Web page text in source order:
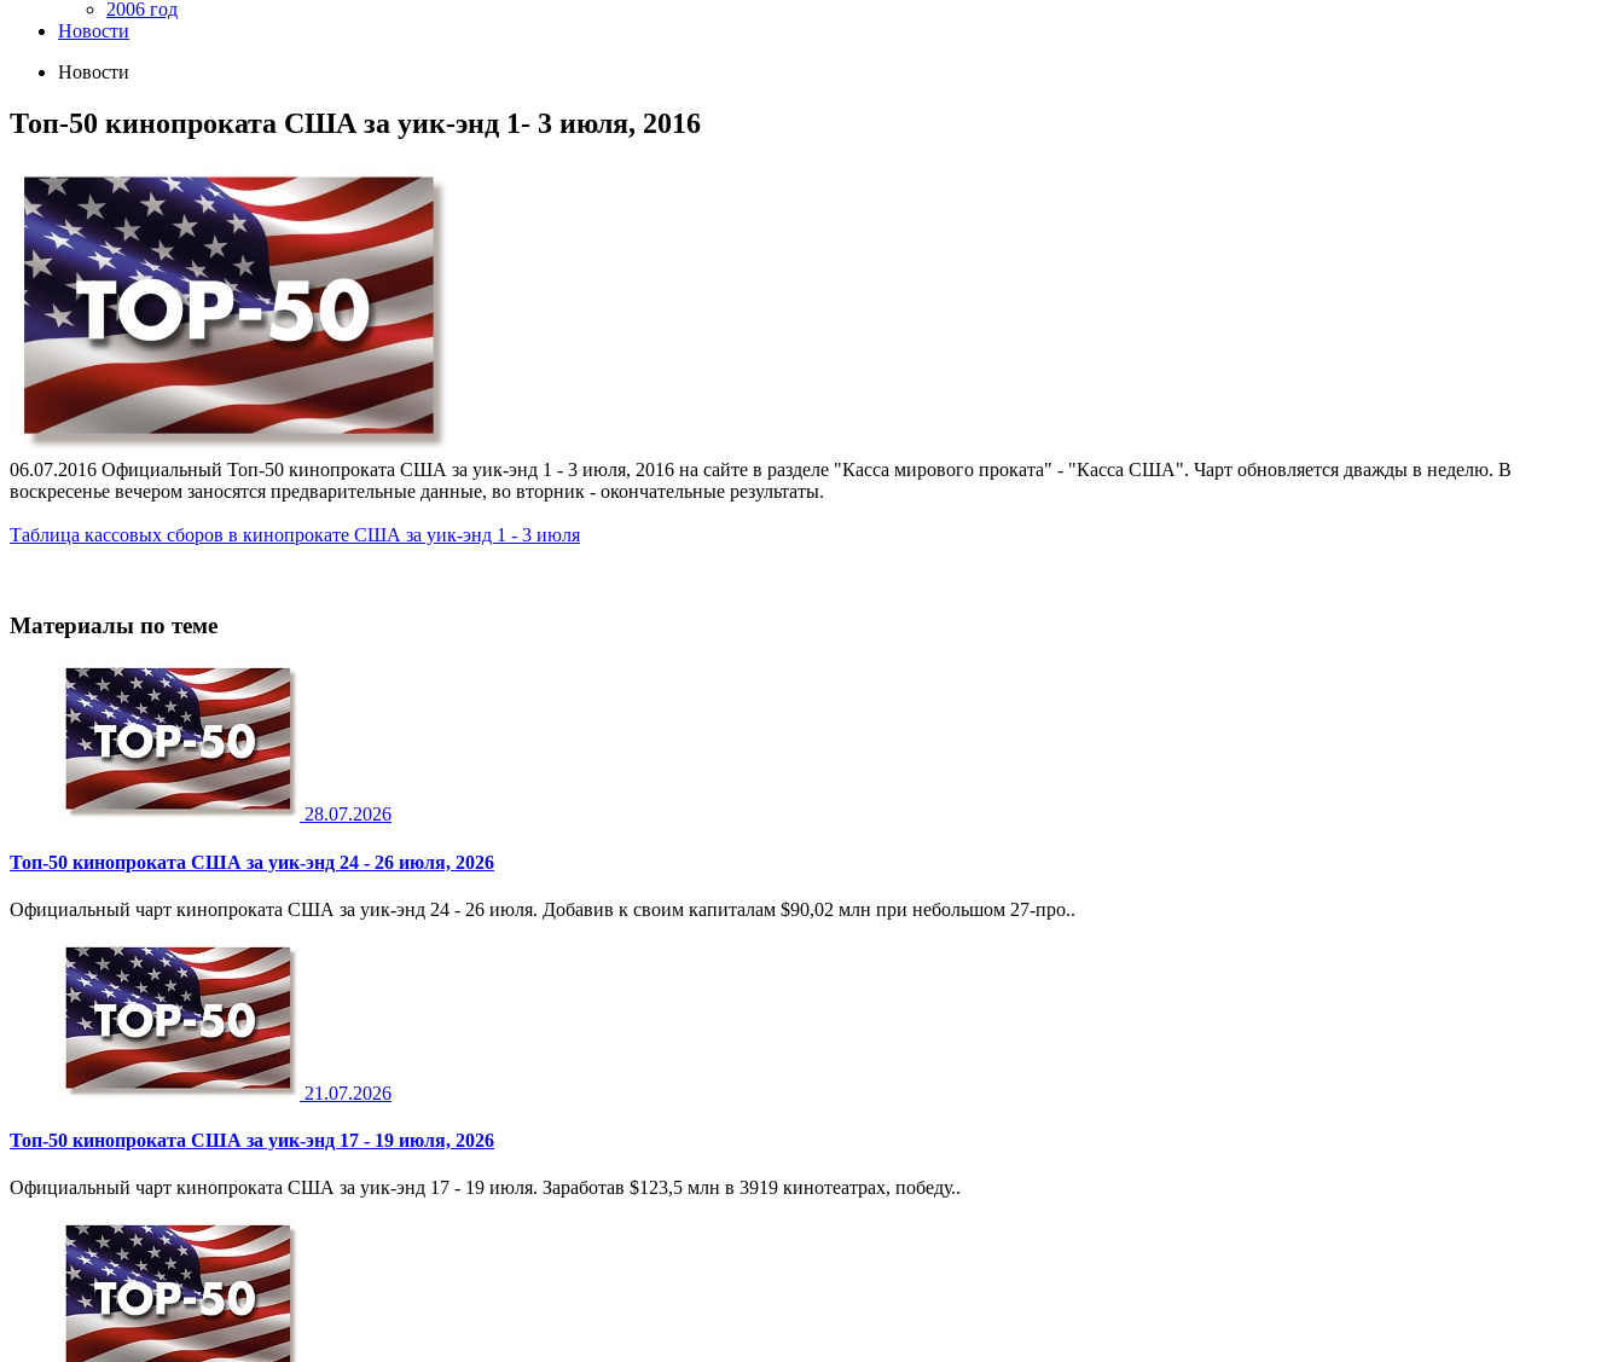
2006 год
Новости
Новости
Топ-50 кинопроката США за уик-энд 1- 3 июля, 2016
06.07.2016 Официальный Топ-50 кинопроката США за уик-энд 1 - 3 июля, 2016 на сайте в разделе "Касса мирового проката" - "Касса США". Чарт обновляется дважды в неделю. В
воскресенье вечером заносятся предварительные данные, во вторник - окончательные результаты.
Таблица кассовых сборов в кинопрокате США за уик-энд 1 - 3 июля
Материалы по теме
28.07.2026
Топ-50 кинопроката США за уик-энд 24 - 26 июля, 2026
Официальный чарт кинопроката США за уик-энд 24 - 26 июля. Добавив к своим капиталам $90,02 млн при небольшом 27-про..
21.07.2026
Топ-50 кинопроката США за уик-энд 17 - 19 июля, 2026
Официальный чарт кинопроката США за уик-энд 17 - 19 июля. Заработав $123,5 млн в 3919 кинотеатрах, победу..